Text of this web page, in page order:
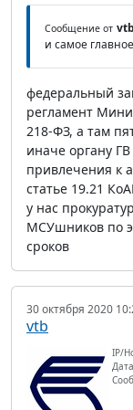
Сообщение от vtb
и самое
федеральный
регламент
218-ФЗ, а там
иначе органу
привлечения к
статье 19.21
у нас
МСУшников по
сроков
30 октября 2020
vtb
IP/